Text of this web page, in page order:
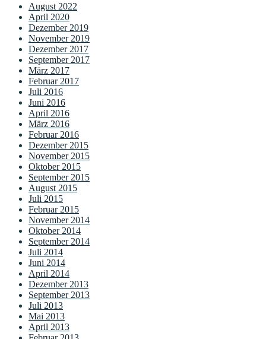
August 2022
April 2020
Dezember 2019
November 2019
Dezember 2017
September 2017
März 2017
Februar 2017
Juli 2016
Juni 2016
April 2016
März 2016
Februar 2016
Dezember 2015
November 2015
Oktober 2015
September 2015
August 2015
Juli 2015
Februar 2015
November 2014
Oktober 2014
September 2014
Juli 2014
Juni 2014
April 2014
Dezember 2013
September 2013
Juli 2013
Mai 2013
April 2013